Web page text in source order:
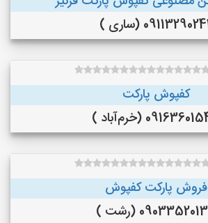
(ساری )
کفپوش پارکت
(خرم‌آباد )
فروش پارکت کفپوش
(رشت )